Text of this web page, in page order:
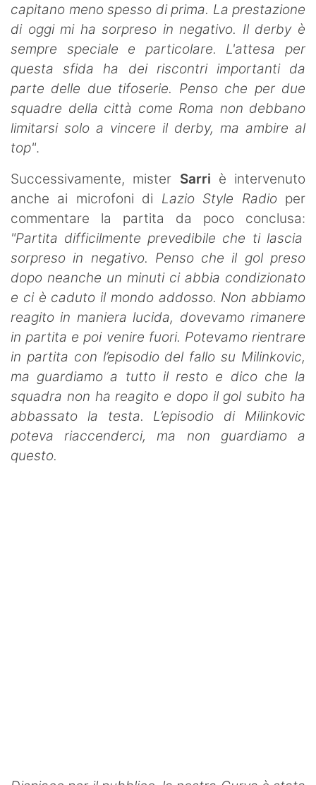
capitano meno spesso di prima. La prestazione
di oggi mi ha sorpreso in negativo. Il derby è
sempre speciale e particolare. L'attesa per
questa sfida ha dei riscontri importanti da
parte delle due tifoserie. Penso che per due
squadre della città come Roma non debbano
limitarsi solo a vincere il derby, ma ambire al
top".
Successivamente, mister Sarri è intervenuto
anche ai microfoni di Lazio Style Radioper
commentare la partita da poco conclusa:
"Partita difficilmente prevedibile che ti lascia
sorpreso in negativo. Penso che il gol preso
dopo neanche un minuti ci abbia condizionato
e ci è caduto il mondo addosso. Non abbiamo
reagito in maniera lucida, dovevamo rimanere
in partita e poi venire fuori. Potevamo rientrare
in partita con l’episodio del fallo su Milinkovic,
ma guardiamo a tutto il resto e dico che la
squadra non ha reagito e dopo il gol subito ha
abbassato la testa. L’episodio di Milinkovic
poteva riaccenderci, ma non guardiamo a
questo.